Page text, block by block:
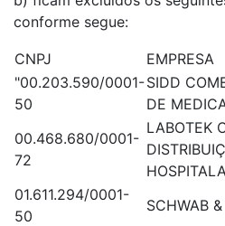
conforme segue:
CNPJ
EMPRESA
"00.203.590/0001-
50
SIDD
DE
00.468.680/0001-
72
LABOTEK
01.611.294/0001-
50
SCHWAB